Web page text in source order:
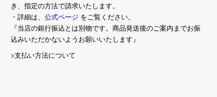
き、指定の方法で請求いたします。
・詳細は、公式ページ をご覧ください。
『当店の銀行振込とは別物です。商品発送後のご案内までお振
込みいただかないようお願いいたします』
>支払い方法について